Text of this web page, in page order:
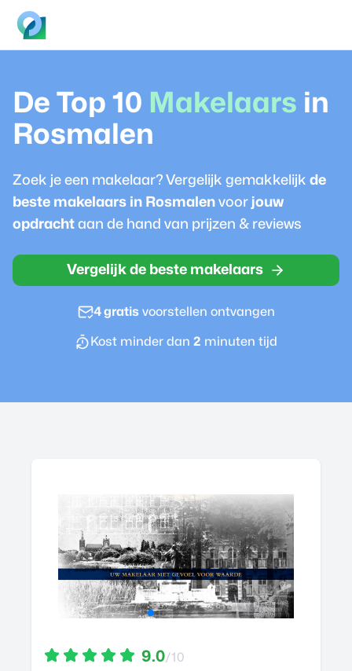
De Top 10 Makelaars in
Rosmalen
Zoek je een makelaar? Vergelijk gemakkelijk de
beste makelaars in Rosmalen voor jouw
opdracht aan de hand van prijzen & reviews
Vergelijk de beste makelaars
4 gratisvoorstellen ontvangen
Kost minder dan 2 minuten tijd
9.0/10